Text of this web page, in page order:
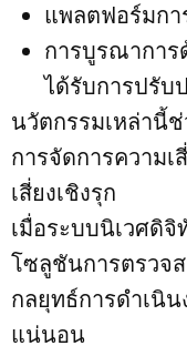
แพลตฟอร์มก
การบูรณาการ
ได้รับการปรับ
นวัตกรรมเหล่านี้
การจัดการความเ
เสี่ยงเชิงรุก
เมื่อระบบนิเวศดิ
โซลูชันการตรวจ
กลยุทธ์การดำเนิ
แน่นอน